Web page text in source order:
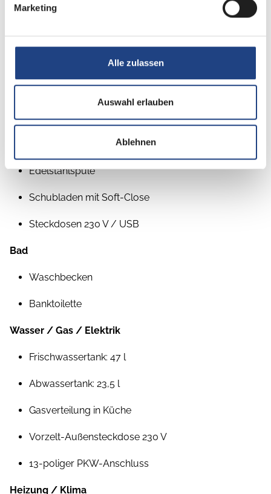
Marketing
Alle zulassen
Auswahl erlauben
Ablehnen
Schlafplätze
Einzelbetten, französisches Bett, Queensbett
Federkernmatratzen
Kühlschrank: 133 l inkl. Frosterfach
3-Flammkocher mit elektrischer Zündung
Edelstahlspüle
Schubladen mit Soft-Close
Steckdosen 230 V / USB
Bad
Waschbecken
Banktoilette
Wasser / Gas / Elektrik
Frischwassertank: 47 l
Abwassertank: 23,5 l
Gasverteilung in Küche
Vorzelt-Außensteckdose 230 V
13-poliger PKW-Anschluss
Heizung / Klima